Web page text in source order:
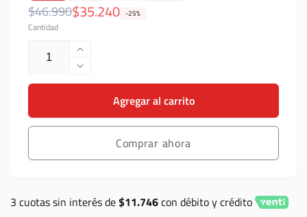
Precio
habitual
$46.990
Precio
de
oferta
$35.240 -25%
Cantidad
Aumentar
cantidad
para
Polera
Lee
Designs
Reducir
cantidad
Polera
Troy
Designs
Agregar al carrito
Comprar ahora
3 cuotas sin interés de$11.746con débito y crédito